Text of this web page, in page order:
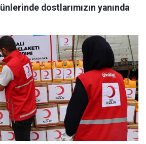
dostlarımızın yanında